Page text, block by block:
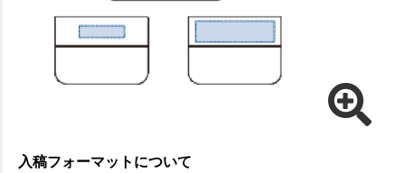
入稿フォーマットについて